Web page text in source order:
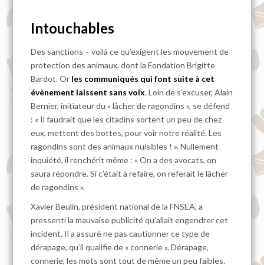
Intouchables
Des sanctions – voilà ce qu’exigent les mouvement de
protection des animaux, dont la Fondation Brigitte
Bardot. Or les communiqués qui font suite à cet
évènement laissent sans voix. Loin de s’excuser, Alain
Bernier, initiateur du « lâcher de ragondins », se défend
: « Il faudrait que les citadins sortent un peu de chez
eux, mettent des bottes, pour voir notre réalité. Les
ragondins sont des animaux nuisibles ! ». Nullement
inquiété, il renchérit même : « On a des avocats, on
saura répondre. Si c’était à refaire, on referait le lâcher
de ragondins ».
Xavier Beulin, président national de la FNSEA, a
pressenti la mauvaise publicité qu’allait engendrer cet
incident. Il a assuré ne pas cautionner ce type de
dérapage, qu’il qualifie de « connerie ». Dérapage,
connerie, les mots sont tout de même un peu faibles.